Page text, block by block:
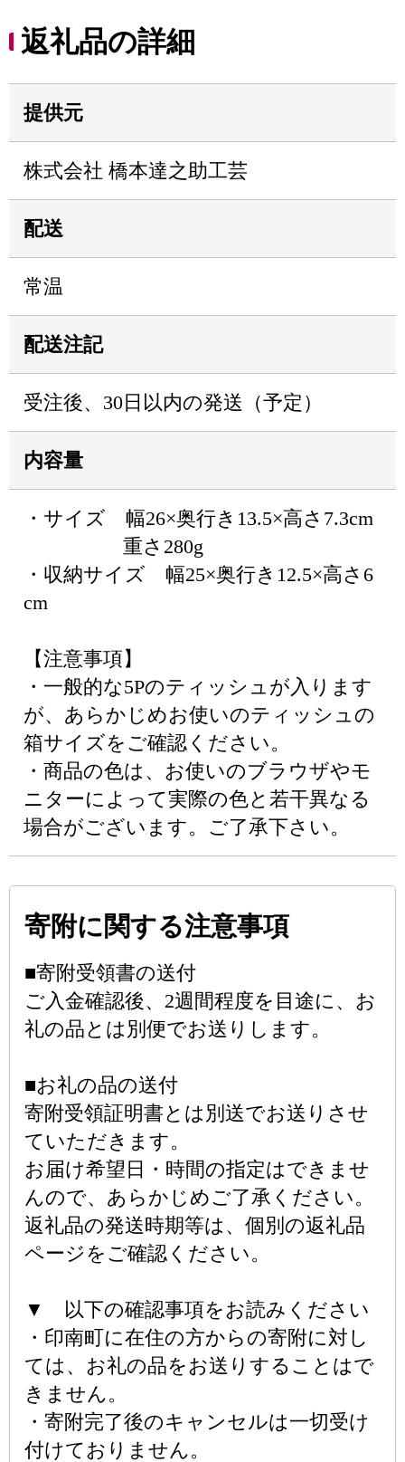
返礼品の詳細
提供元
株式会社 橋本達之助工芸
配送
常温
配送注記
受注後、30日以内の発送（予定）
内容量
・サイズ 幅26×奥行き13.5×高さ7.3cm
重さ280g
・収納サイズ 幅25×奥行き12.5×高さ6
cm
【注意事項】
・一般的な5Pのティッシュが入ります
が、あらかじめお使いのティッシュの
箱サイズをご確認ください。
・商品の色は、お使いのブラウザやモ
ニターによって実際の色と若干異なる
場合がございます。ご了承下さい。
寄附に関する注意事項
■寄附受領書の送付
ご入金確認後、2週間程度を目途に、お
礼の品とは別便でお送りします。
■お礼の品の送付
寄附受領証明書とは別送でお送りさせ
ていただきます。
お届け希望日・時間の指定はできませ
んので、あらかじめご了承ください。
返礼品の発送時期等は、個別の返礼品
ページをご確認ください。
▼ 以下の確認事項をお読みください
・印南町に在住の方からの寄附に対し
ては、お礼の品をお送りすることはで
きません。
・寄附完了後のキャンセルは一切受け
付けておりません。